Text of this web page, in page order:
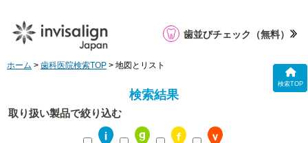
検索TOP
歯並びチェック （無料）
ホーム > 歯科医院検索TOP > 地図とリスト
検索結果
取り扱い製品で絞り込む